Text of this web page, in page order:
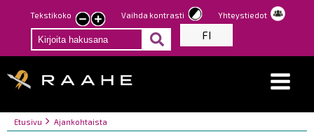
Hyppää
pääsisältöön
Tekstikoko
Pienennä
tekstin
kokoa
Suurenna
tekstin
kokoa
Vaihda kontrasti Yhteystiedot
FI
Breadcrumbs
You
Etusivu Ajankohtaista